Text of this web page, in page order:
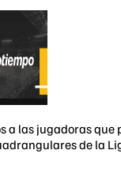
a las jugadoras
de la